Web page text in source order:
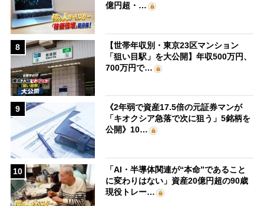
億円超・…
8
【世帯年収別・東京23区マンション
「狙い目駅」を大公開】年収500万円、
700万円で…
9
《2年弱で資産17.5倍の元証券マンが
「キオクシア急落で次に狙う」5銘柄を
公開》10…
10
「AI・半導体関連が“本命”であること
に変わりはない」資産20億円超の90歳
現役トレー…